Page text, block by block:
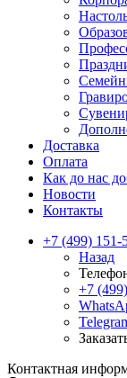
Доставка
Оплата
Как до нас
Новости
Контакты
+7 (499) 151-
Назад
+7
Контактная